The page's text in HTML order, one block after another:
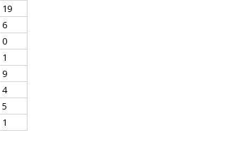
19
6
0
1
9
4
5
1